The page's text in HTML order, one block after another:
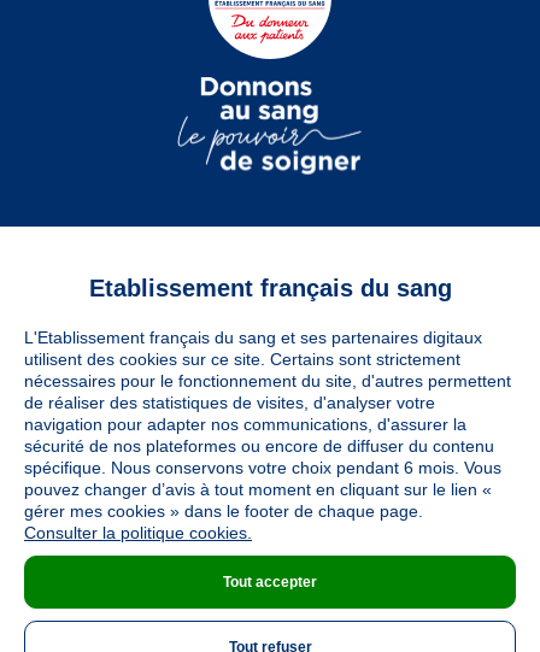
Vous êtes
Informations légales
Utiles
À découvrir
Nous suivre
Etablissement français du sang
L'Etablissement français du sang et ses partenaires digitaux
utilisent des cookies sur ce site. Certains sont strictement
nécessaires pour le fonctionnement du site, d'autres permettent
de réaliser des statistiques de visites, d'analyser votre
navigation pour adapter nos communications, d'assurer la
sécurité de nos plateformes ou encore de diffuser du contenu
spécifique. Nous conservons votre choix pendant 6 mois. Vous
pouvez changer d’avis à tout moment en cliquant sur le lien «
gérer mes cookies » dans le footer de chaque page.
Consulter la politique cookies.
Tout accepter
Tout refuser